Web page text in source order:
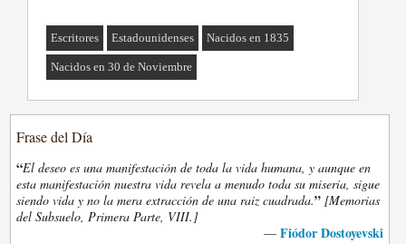
Escritores Estadounidenses Nacidos en 1835
Nacidos en 30 de Noviembre
Frase del Día
“El deseo es una manifestación de toda la vida humana, y aunque en
esta manifestación nuestra vida revela a menudo toda su miseria, sigue
siendo vida y no la mera extracción de una raiz cuadrada.” [Memorias
del Subsuelo, Primera Parte, VIII.]
— Fiódor Dostoyevski